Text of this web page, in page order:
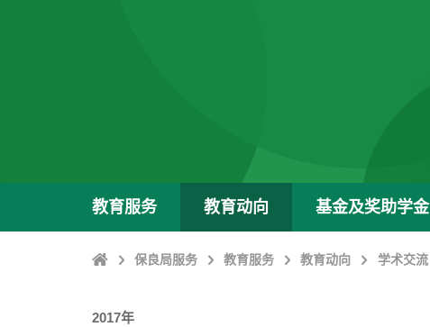
教育服务 教育动向 基金及奖助学金
Home保良局服务 教育服务 教育动向 学术交流
2017年